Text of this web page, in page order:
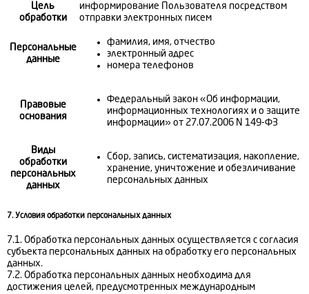
Цель
обработки
информирование Пользователя посредством
отправки электронных писем
Персональные
данные
фамилия, имя, отчество
электронный адрес
номера телефонов
Правовые
основания
Федеральный закон «Об информации,
информационных технологиях и о защите
информации» от 27.07.2006 N 149-ФЗ
Виды
обработки
персональных
данных
Сбор, запись, систематизация, накопление,
хранение, уничтожение и обезличивание
персональных данных
7. Условия обработки персональных данных
7.1. Обработка персональных данных осуществляется с согласия
субъекта персональных данных на обработку его персональных
данных.
7.2. Обработка персональных данных необходима для
достижения целей, предусмотренных международным